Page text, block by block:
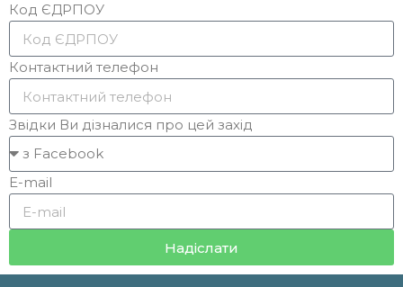
Код ЄДРПОУ
Контактний телефон
Звідки Ви дізналися про цей захід
E-mail
Надіслати